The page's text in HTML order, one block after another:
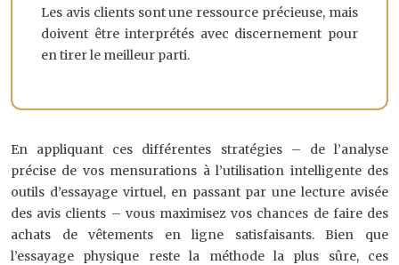
Les avis clients sont une ressource précieuse, mais
doivent être interprétés avec discernement pour
en tirer le meilleur parti.
En appliquant ces différentes stratégies – de l’analyse
précise de vos mensurations à l’utilisation intelligente des
outils d’essayage virtuel, en passant par une lecture avisée
des avis clients – vous maximisez vos chances de faire des
achats de vêtements en ligne satisfaisants. Bien que
l’essayage physique reste la méthode la plus sûre, ces